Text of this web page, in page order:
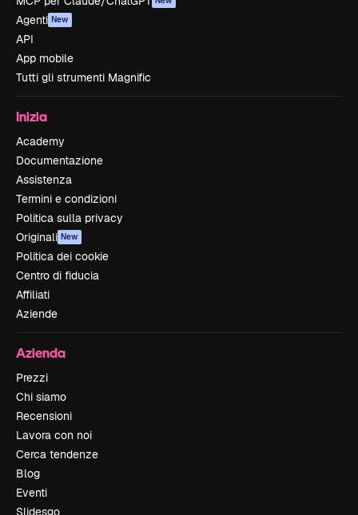
Agenti New
API
App mobile
Tutti gli strumenti Magnific
Inizia
Academy
Documentazione
Assistenza
Termini e condizioni
Politica sulla privacy
Originali New
Politica dei cookie
Centro di fiducia
Affiliati
Aziende
Azienda
Prezzi
Chi siamo
Recensioni
Lavora con noi
Cerca tendenze
Blog
Eventi
Slidesgo